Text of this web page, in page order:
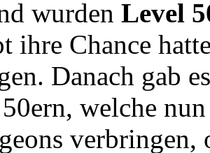
wurden Level
ihre Chance
Danach gab
welche
verbringen,